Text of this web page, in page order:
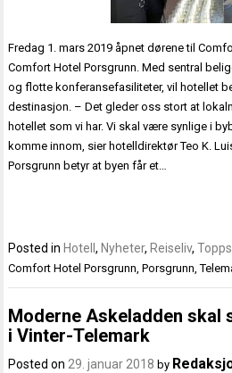
Fredag 1. mars 2019 åpnet dørene til
Comfort Hotel Porsgrunn. Med sentral
og flotte konferansefasiliteter, vil hotellet
destinasjon. – Det gleder oss stort at
hotellet som vi har. Vi skal være synlige i
komme innom, sier hotelldirektør Teo K.
Porsgrunn betyr at byen får et…
Posted in Hotell, Nyheter, Reiseliv,
Comfort Hotel Porsgrunn,Porsgrunn,
Moderne Askeladden skal
i Vinter-Telemark
Posted on 29. januar 2018 by